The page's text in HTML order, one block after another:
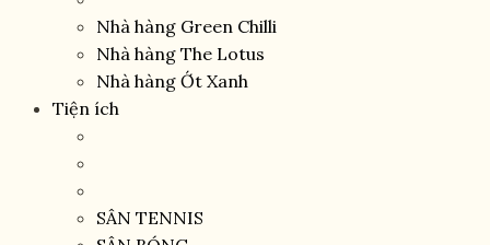
Nhà hàng Green Chilli
Nhà hàng The Lotus
Nhà hàng Ớt Xanh
Tiện ích
SÂN TENNIS